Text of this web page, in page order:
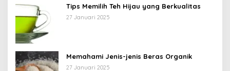
Tips Memilih Teh Hijau yang Berkualitas
27 Januari 2025
Memahami Jenis-jenis Beras Organik
27 Januari 2025